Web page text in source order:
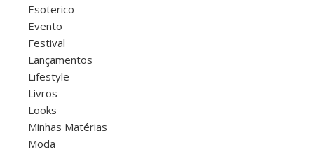
Esoterico
Evento
Festival
Lançamentos
Lifestyle
Livros
Looks
Minhas Matérias
Moda